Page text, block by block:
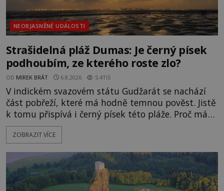
NEOBJASNĚNÉ UDÁLOSTI
Strašidelná pláž Dumas: Je černý písek
podhoubím, ze kterého roste zlo?
OD MIREK BRÁT 6.8.2026 5.4TIS
V indickém svazovém státu Gudžarát se nachází
část pobřeží, které má hodně temnou pověst. Jistě
k tomu přispívá i černý písek této pláže. Proč má
pláž takové netypické zbarvení? Nakolik jsou
pravdivé historky, že zde došlo k nevysvětlitelným
následovat. Vstupujeme na pláž Dumas ve městě
Surat. Gu
ZOBRAZIT VÍCE